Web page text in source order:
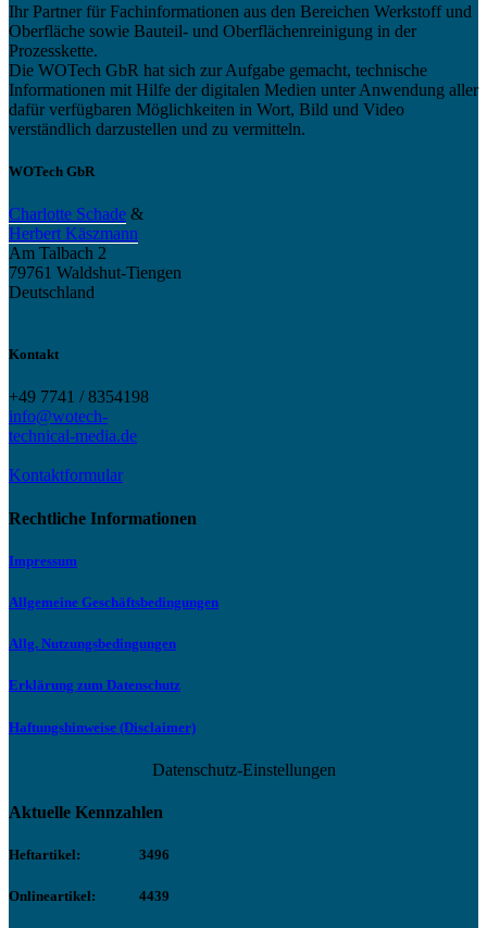
Ihr Partner für Fachinformationen aus den Bereichen Werkstoff und
Oberfläche sowie Bauteil- und Oberflächenreinigung in der
Prozesskette.
Die WOTech GbR hat sich zur Aufgabe gemacht, technische
Informationen mit Hilfe der digitalen Medien unter Anwendung aller
dafür verfügbaren Möglichkeiten in Wort, Bild und Video
verständlich darzustellen und zu vermitteln.
WOTech GbR
Charlotte Schade &
Herbert Käszmann
Am Talbach 2
79761 Waldshut-Tiengen
Deutschland
Kontakt
+49 7741 / 8354198
info@wotech-
technical-media.de
Kontaktformular
Rechtliche Informationen
Impressum
Allgemeine Geschäftsbedingungen
Allg. Nutzungsbedingungen
Erklärung zum Datenschutz
Haftungshinweise (Disclaimer)
Datenschutz-Einstellungen
Aktuelle Kennzahlen
Heftartikel: 3496
Onlineartikel: 4439